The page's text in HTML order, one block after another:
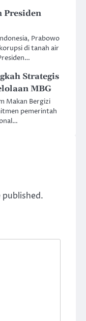
Presiden
Prabowo
di tanah air
Strategis
MBG
Makan Bergizi
pemerintah
published.